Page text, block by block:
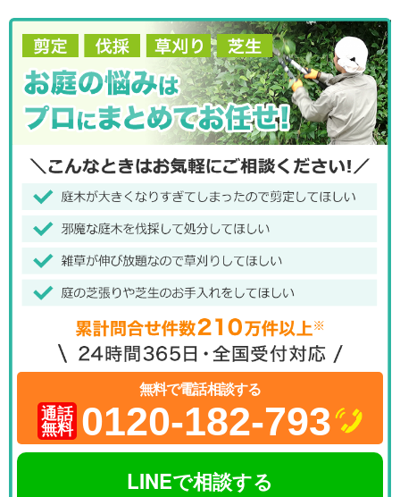
無料で電話相談する
通話
無料 0120-182-793
LINEで相談する